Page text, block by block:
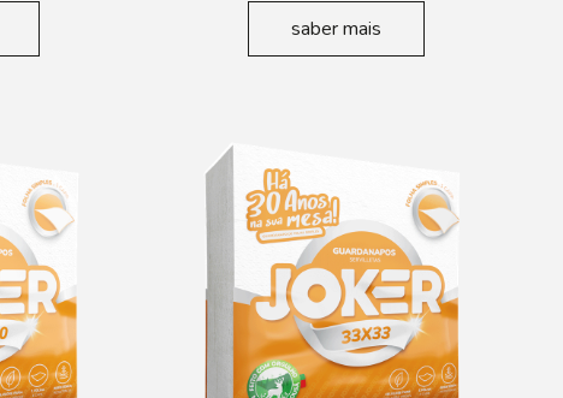
saber mais